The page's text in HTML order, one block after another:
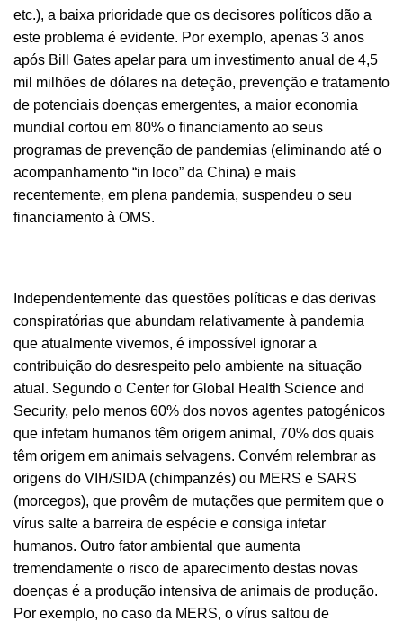
etc.), a baixa prioridade que os decisores políticos dão a
este problema é evidente. Por exemplo, apenas 3 anos
após Bill Gates apelar para um investimento anual de 4,5
mil milhões de dólares na deteção, prevenção e tratamento
de potenciais doenças emergentes, a maior economia
mundial cortou em 80% o financiamento ao seus
programas de prevenção de pandemias (eliminando até o
acompanhamento “in loco” da China) e mais
recentemente, em plena pandemia, suspendeu o seu
financiamento à OMS.
Independentemente das questões políticas e das derivas
conspiratórias que abundam relativamente à pandemia
que atualmente vivemos, é impossível ignorar a
contribuição do desrespeito pelo ambiente na situação
atual. Segundo o Center for Global Health Science and
Security, pelo menos 60% dos novos agentes patogénicos
que infetam humanos têm origem animal, 70% dos quais
têm origem em animais selvagens. Convém relembrar as
origens do VIH/SIDA (chimpanzés) ou MERS e SARS
(morcegos), que provêm de mutações que permitem que o
vírus salte a barreira de espécie e consiga infetar
humanos. Outro fator ambiental que aumenta
tremendamente o risco de aparecimento destas novas
doenças é a produção intensiva de animais de produção.
Por exemplo, no caso da MERS, o vírus saltou de